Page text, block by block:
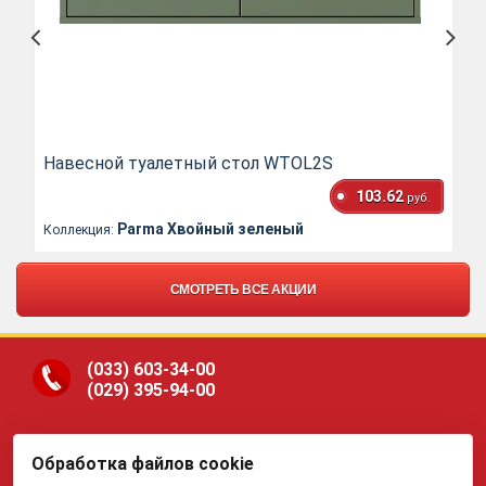
Навесной туалетный стол WTOL2S
103.62 руб.
Коллекция: Parma Хвойный зеленый
СМОТРЕТЬ ВСЕ АКЦИИ
(033) 603-34-00
(029) 395-94-00
Обработка файлов cookie